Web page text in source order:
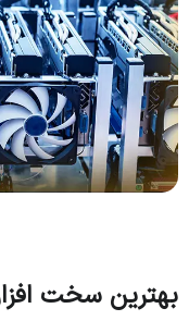
بهترین سخت